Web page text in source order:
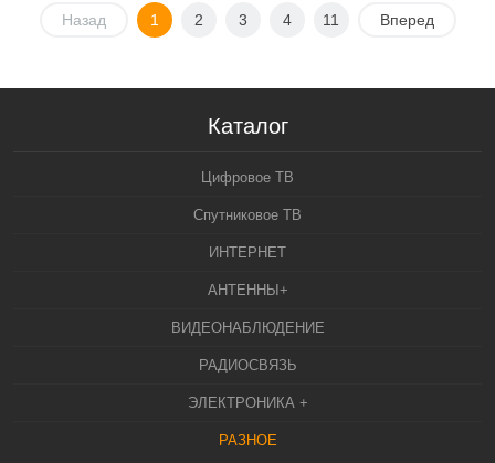
Назад 1 2 3 4 11 Вперед
Каталог
Цифровое ТВ
Спутниковое ТВ
ИНТЕРНЕТ
АНТЕННЫ+
ВИДЕОНАБЛЮДЕНИЕ
РАДИОСВЯЗЬ
ЭЛЕКТРОНИКА +
РАЗНОЕ